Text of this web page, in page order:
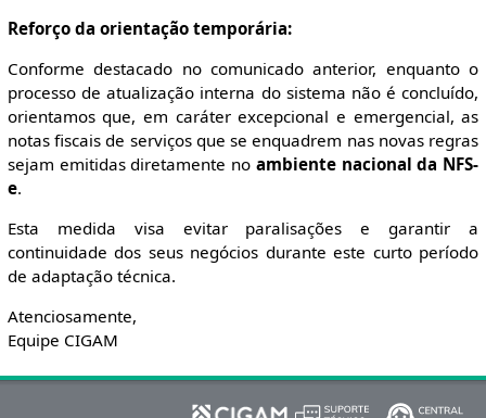
Reforço da orientação temporária:
Conforme destacado no comunicado anterior, enquanto o
processo de atualização interna do sistema não é concluído,
orientamos que, em caráter excepcional e emergencial, as
notas fiscais de serviços que se enquadrem nas novas regras
sejam emitidas diretamente no ambiente nacional da NFS-
e.
Esta medida visa evitar paralisações e garantir a
continuidade dos seus negócios durante este curto período
de adaptação técnica.
Atenciosamente,
Equipe CIGAM